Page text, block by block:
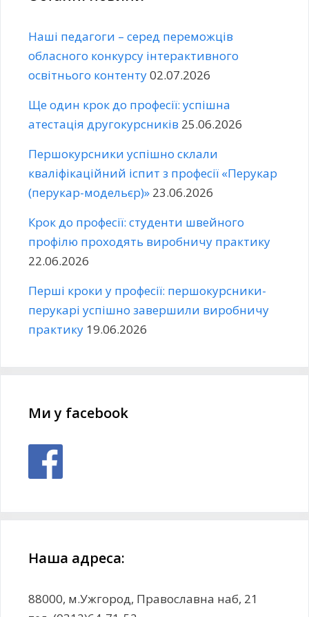
Наші педагоги – серед переможців
обласного конкурсу інтерактивного
освітнього контенту02.07.2026
Ще один крок до професії: успішна
атестація другокурсників 25.06.2026
Першокурсники успішно склали
кваліфікаційний іспит з професії «Перукар
(перукар-модельєр)» 23.06.2026
Крок до професії: студенти швейного
профілю проходять виробничу практику
22.06.2026
Перші кроки у професії: першокурсники-
перукарі успішно завершили виробничу
практику 19.06.2026
Ми у facebook
Наша адреса:
88000, м.Ужгород, Православна наб, 21